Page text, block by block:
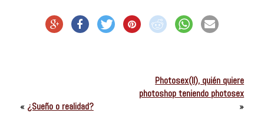
« ¿Sueño o realidad?
Photosex(II), quién quiere
photoshop teniendo photosex
»